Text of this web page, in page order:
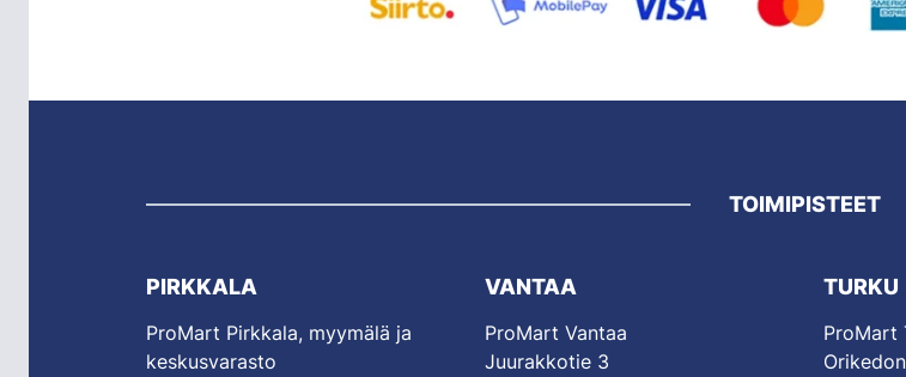
TOIMIPISTEET
PIRKKALA
ProMart Pirkkala, myymälä ja
keskusvarasto
VANTAA
ProMart Vantaa
Juurakkotie 3
TURKU
ProMart